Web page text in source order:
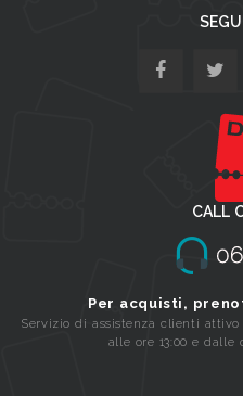
CALL
Per acquisti,
Servizio di assistenza clienti
alle ore 13:00 e dalle